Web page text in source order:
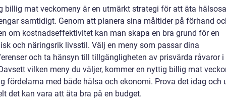
billig mat veckomeny är en utmärkt strategi för att äta
samtidigt. Genom att planera sina måltider på förhand
om kostnadseffektivitet kan man skapa en bra grund för en
och näringsrik livsstil. Välj en meny som passar dina
och ta hänsyn till tillgängligheten av prisvärda råvaror i
vilken meny du väljer, kommer en nyttig billig mat
fördelarna med både hälsa och ekonomi. Prova det idag och
det kan vara att äta bra på en budget.